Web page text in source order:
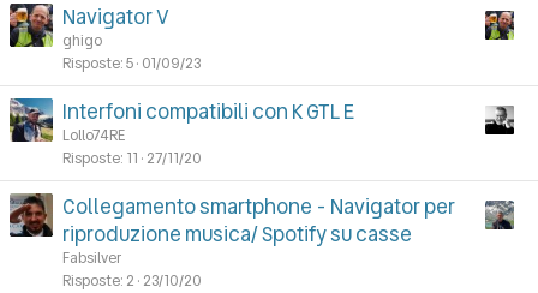
Navigator V
ghigo
Risposte 5 01/09/23
Interfoni compatibili con K GTL E
Lollo74RE
Risposte 11 27/11/20
Collegamento smartphone - Navigator per
riproduzione musica/ Spotify su casse
Fabsilver
Risposte 2 23/10/20